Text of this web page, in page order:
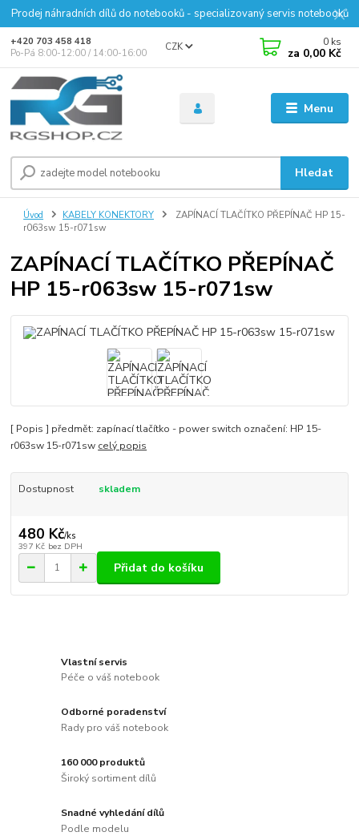
Prodej náhradních dílů do notebooků - specializovaný servis notebooků
Menu
CZK
Hledat
+420 703 458 418
Po-Pá 8:00-12:00 / 14:00-16:00
0 ks
za 0,00 Kč
Úvod KABELY KONEKTORY
ZAPÍNACÍ TLAČÍTKO PŘEPÍNAČ HP 15-
r063sw 15-r071sw
ZAPÍNACÍ TLAČÍTKO PŘEPÍNAČ
HP 15-r063sw 15-r071sw
[ Popis ] předmět: zapínací tlačítko - power switch označení: HP 15-
r063sw 15-r071sw celý popis
Dostupnost skladem
480 Kč/ks
397 Kč bez DPH
Přidat do košíku
Vlastní servis
Péče o váš notebook
Odborné poradenství
Rady pro váš notebook
160 000 produktů
Široký sortiment dílů
Snadné vyhledání dílů
Podle modelu